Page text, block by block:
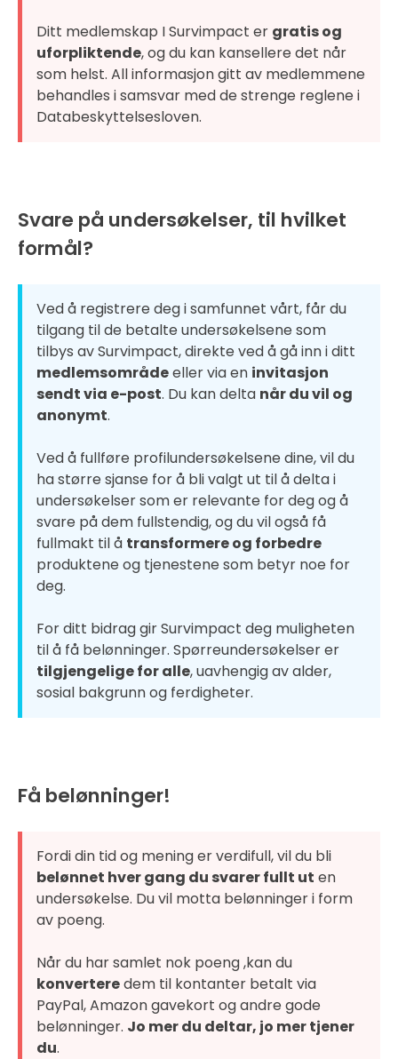
Ditt medlemskap I Survimpact er gratis og
uforpliktende, og du kan kansellere det når
som helst. All informasjon gitt av medlemmene
behandles i samsvar med de strenge reglene i
Databeskyttelsesloven.
Svare på undersøkelser, til hvilket
formål?
Ved å registrere deg i samfunnet vårt, får du
tilgang til de betalte undersøkelsene som
tilbys av Survimpact, direkte ved å gå inn i ditt
medlemsområdeeller via en invitasjon
sendt via e-post. Du kan delta når du vil og
anonymt.
Ved å fullføre profilundersøkelsene dine, vil du
ha større sjanse for å bli valgt ut til å delta i
undersøkelser som er relevante for deg og å
svare på dem fullstendig, og du vil også få
fullmakt til å transformere og forbedre
produktene og tjenestene som betyr noe for
deg.
For ditt bidrag gir Survimpact deg muligheten
til å få belønninger. Spørreundersøkelser er
tilgjengelige for alle, uavhengig av alder,
sosial bakgrunn og ferdigheter.
Få belønninger!
Fordi din tid og mening er verdifull, vil du bli
belønnet hver gang du svarer fullt ut en
undersøkelse. Du vil motta belønninger i form
av poeng.
Når du har samlet nok poeng ,kan du
konverteredem til kontanter betalt via
PayPal, Amazon gavekort og andre gode
belønninger. Jo mer du deltar, jo mer tjener
du.